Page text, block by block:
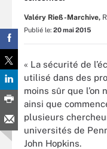
Valéry Rieß-Marchive,
Publié le: 20 mai 2015
« La sécurité de
utilisé dans des
moins sûr que l’on
ainsi que
plusieurs
universités de
John Hopkins.